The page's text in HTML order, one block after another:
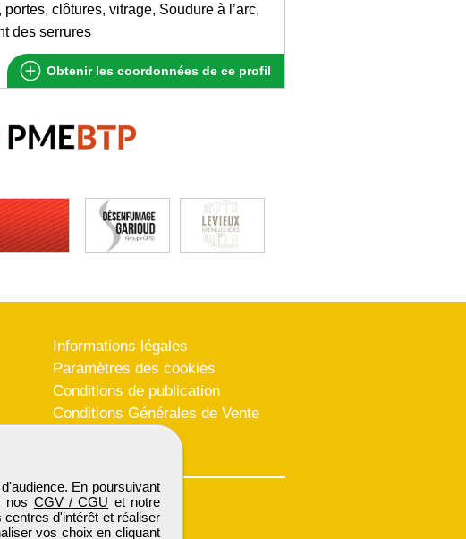
clôtures, vitrage, Soudure à l’arc,
des serrures
Obtenir les coordonnées de ce profil
En poursuivant
nos CGV / CGU et notre
d'intérêt et réaliser
vos choix en cliquant
Informations légales
Paramètres des cookies
Conditions de publication
Conditions Générales de Vente